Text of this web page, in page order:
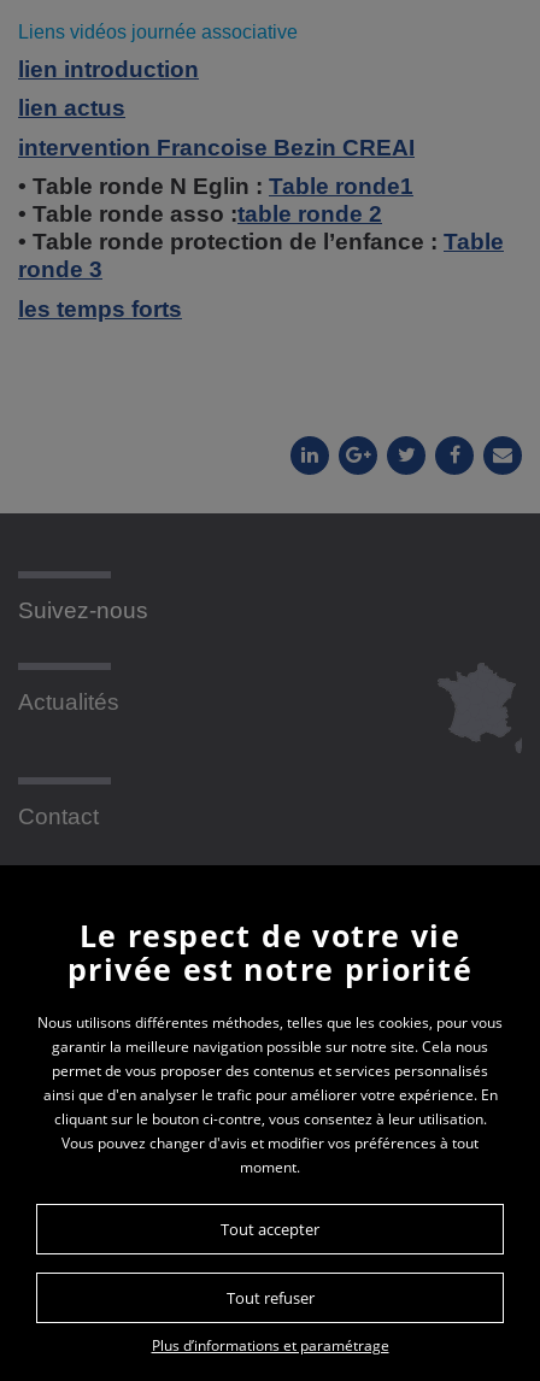
Liens vidéos journée associative
lien introduction
lien actus
intervention Francoise Bezin CREAI
• Table ronde N Eglin : Table ronde1
• Table ronde asso :table ronde 2
• Table ronde protection de l’enfance : Table
ronde 3
les temps forts
Suivez-nous
Actualités
Contact
Newsletter
En vous inscrivant à la newsletter, vous recevrez
toutes les actualités des PEP 01
Votre e-mail*
Politique de gestion des cookies
Le respect de votre vie
privée est notre priorité
Nous utilisons différentes méthodes, telles que les cookies, pour vous
garantir la meilleure navigation possible sur notre site. Cela nous
permet de vous proposer des contenus et services personnalisés
ainsi que d'en analyser le trafic pour améliorer votre expérience. En
cliquant sur le bouton ci-contre, vous consentez à leur utilisation.
Vous pouvez changer d'avis et modifier vos préférences à tout
moment.
Tout accepter
Tout refuser
Plus d’informations et paramétrage